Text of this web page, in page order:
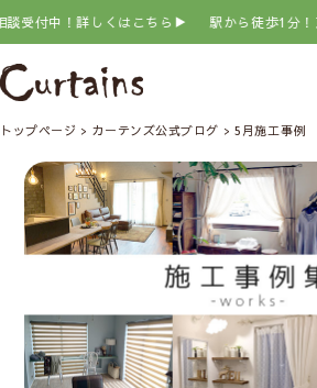
付中！詳しくはこちら▶ 駅から徒歩1分！東
トップページ カーテンズ公式ブログ 5月施工事例